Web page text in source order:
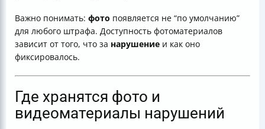
Важно понимать: фото появляется не “по умолчанию”
для любого штрафа. Доступность фотоматериалов
зависит от того, что за нарушение и как оно
фиксировалось.
Где хранятся фото и
видеоматериалы нарушений